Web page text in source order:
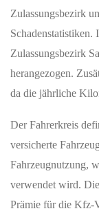
Zulassungsbezirk
Zulassungsbezirk
herangezogen.
da die jährliche
Der Fahrerkreis
versicherte
Fahrzeugnutzung,
verwendet wird.
Prämie für die Kfz-